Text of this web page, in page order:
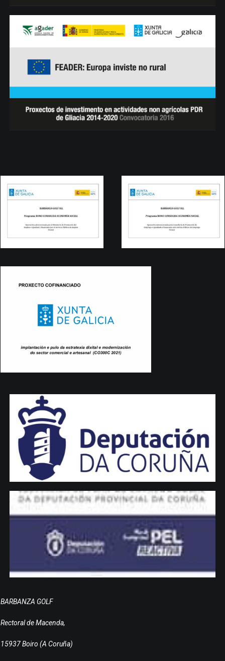
BARBANZA GOLF
Rectoral de Macenda,
15937 Boiro (A Coruña)